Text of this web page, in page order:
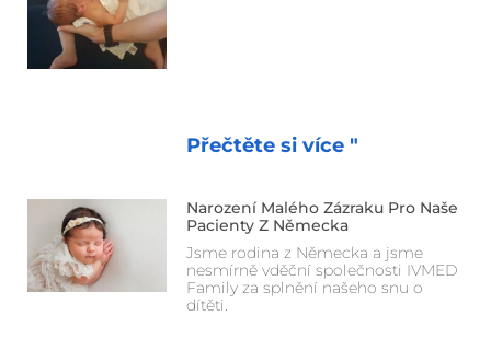
Přečtěte si více "
Narození Malého Zázraku Pro Naše
Pacienty Z Německa
Jsme rodina z Německa a jsme
nesmírně vděční společnosti IVMED
Family za splnění našeho snu o
dítěti.